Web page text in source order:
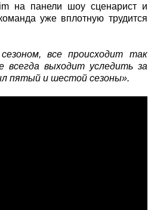
на панели шоу сценарист и
уже вплотную трудится
все происходит так
выходит уследить за
пятый и шестой сезоны».